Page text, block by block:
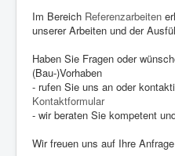
Datenschutz
Im Bereich Referenzarbeiten
unserer Arbeiten und der
Haben Sie Fragen oder
(Bau-)Vorhaben
- rufen Sie uns an oder
Kontaktformular
- wir beraten Sie kompetent
Wir freuen uns auf Ihre Anfrage